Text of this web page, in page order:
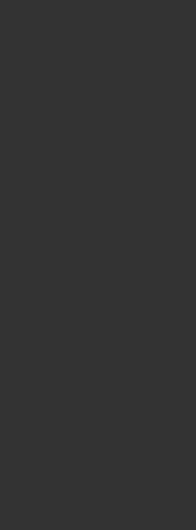
ディ丈スカート